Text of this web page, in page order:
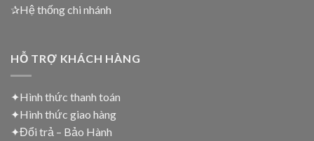
✰Hệ thống chi nhánh
HỖ TRỢ KHÁCH HÀNG
✦Hình thức thanh toán
✦Hình thức giao hàng
✦Đổi trả – Bảo Hành